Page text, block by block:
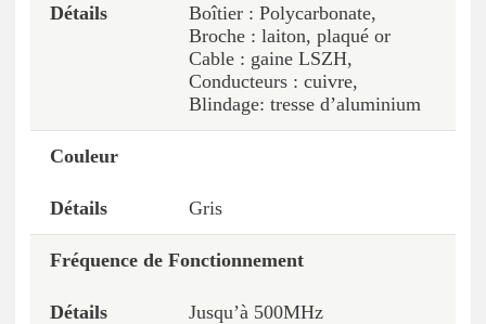
Boîtier : Polycarbonate,
Broche : laiton, plaqué or
Cable : gaine LSZH,
Conducteurs : cuivre,
Blindage: tresse d’aluminium
Couleur
Gris
Fréquence de Fonctionnement
Jusqu’à 500MHz